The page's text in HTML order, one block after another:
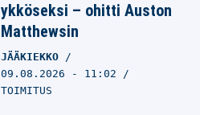
ykköseksi – ohitti Auston
Matthewsin
JÄÄKIEKKO
09.08.2026 - 11:02
TOIMITUS